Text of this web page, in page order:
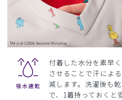
付着した水分を素早
させることで汗によ
減します。洗濯後も
で、1着持っておくと